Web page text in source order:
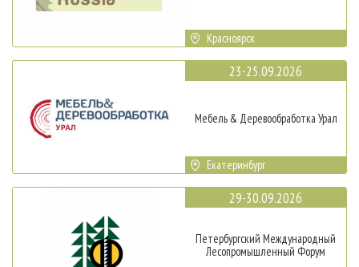
Красноярск
23-25.09.2026
Мебель & Деревообработка Урал
Екатеринбург
29-30.09.2026
Петербургский Международный
Лесопромышленный Форум